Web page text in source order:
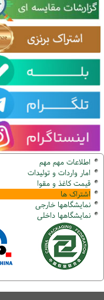
اطلاعات مهم مهم
امار واردات و تولیدات
قیمت کاغذ و مقوا
اشتراک ها
نمایشگاهها خارجی
نمایشگاهها داخلی